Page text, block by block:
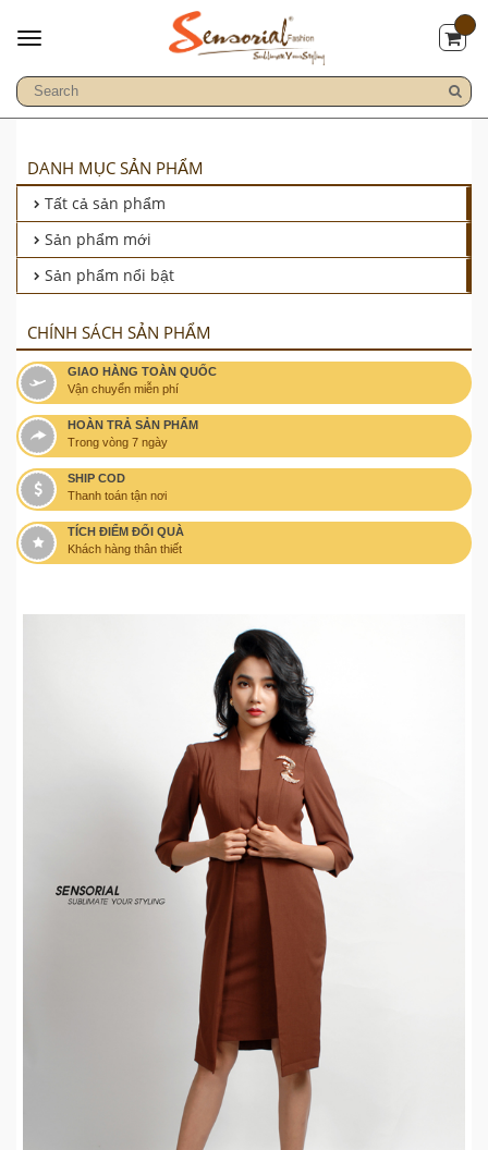
DANH MỤC SẢN PHẨM
Tất cả sản phẩm
Sản phẩm mới
Sản phẩm nổi bật
CHÍNH SÁCH SẢN PHẨM
GIAO HÀNG TOÀN QUỐC
Vận chuyển miễn phí
HOÀN TRẢ SẢN PHẨM
Trong vòng 7 ngày
SHIP COD
Thanh toán tận nơi
TÍCH ĐIỂM ĐỔI QUÀ
Khách hàng thân thiết